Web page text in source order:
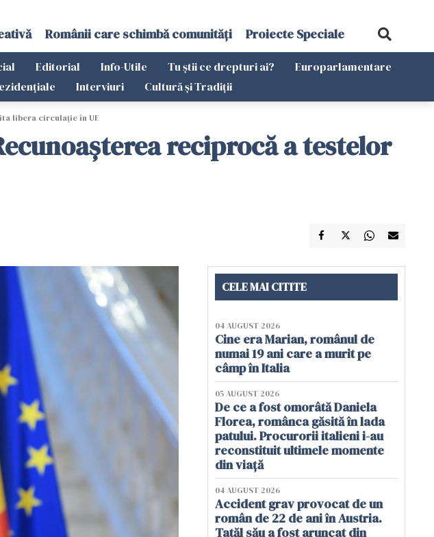
Românii care schimbă comunități Proiecte Speciale
Editorial Info-Utile Tu știi ce drepturi ai?
Europarlamentare
Interviuri Cultură și Tradiții
libera circulație în UE
reciprocă a testelor
CELE MAI CITITE
04 AUGUST 2026
Cine era Marian, românul de
numai 19 ani care a murit pe
câmp în Italia
05 AUGUST 2026
De ce a fost omorâtă Daniela
Florea, românca găsită în lada
patului. Procurorii italieni i-au
reconstituit ultimele momente
din viață
04 AUGUST 2026
Accident grav provocat de un
român de 22 de ani în Austria.
Tatăl său a fost aruncat din